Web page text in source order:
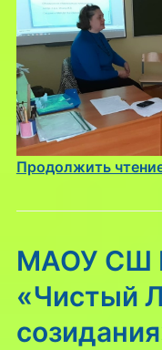
Продолжить
МАОУ СШ
«Чистый